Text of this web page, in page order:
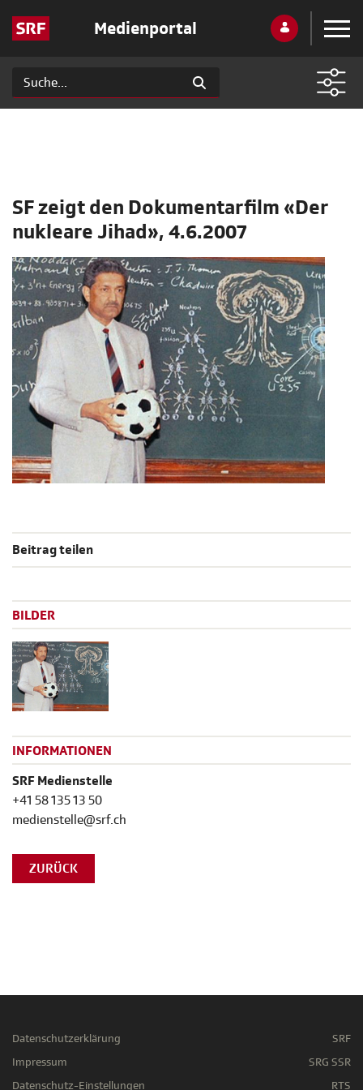
Medienportal
SF zeigt den Dokumentarfilm «Der
nukleare Jihad», 4.6.2007
Beitrag teilen
BILDER
INFORMATIONEN
SRF Medienstelle
+41 58 135 13 50
medienstelle@srf.ch
ZURÜCK
Datenschutzerklärung
Impressum
Datenschutz-Einstellungen
SRF
SRG SSR
RTS